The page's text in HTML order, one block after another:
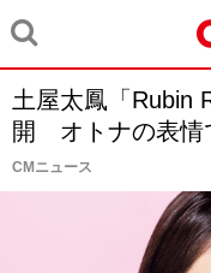
土屋太鳳「Rubin
開 オトナの表情
CMニュース